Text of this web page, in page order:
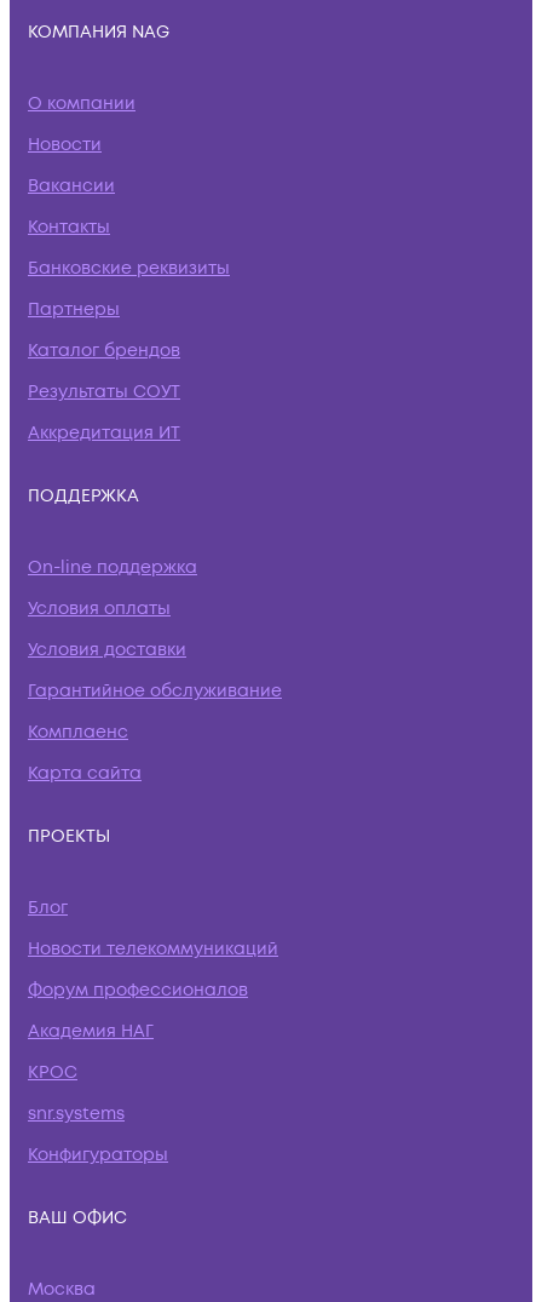
КОМПАНИЯ NAG
О компании
Новости
Вакансии
Контакты
Банковские реквизиты
Партнеры
Каталог брендов
Результаты СОУТ
Аккредитация ИТ
ПОДДЕРЖКА
On-line поддержка
Условия оплаты
Условия доставки
Гарантийное обслуживание
Комплаенс
Карта сайта
ПРОЕКТЫ
Блог
Новости телекоммуникаций
Форум профессионалов
Академия НАГ
КРОС
snr.systems
Конфигураторы
ВАШ ОФИС
Москва